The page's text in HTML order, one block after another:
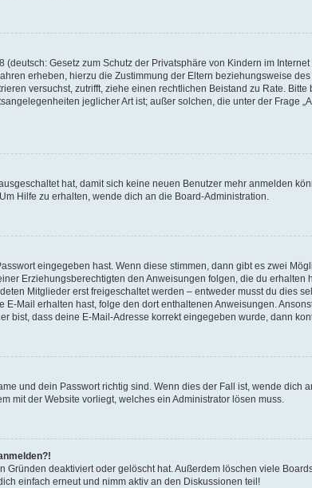
Gesetz zum Schutz der Privatsphäre von Kindern im
erheben, hierzu die Zustimmung der Eltern beziehungsweise
versuchst, zutrifft, ziehe einen rechtlichen Beistand zu Rate.
jeglicher Art ist; außer solchen, die unter der Frage
hat, damit sich keine neuen Benutzer mehr anmelden
Hilfe zu erhalten, wende dich an die Board-Administration.
eingegeben hast. Wenn diese stimmen, dann gibt es zwei
Erziehungsberechtigten den Anweisungen folgen, die du erhalten
Mitglieder erst freigeschaltet werden – entweder musst du dies
Mail erhalten hast, folge den dort enthaltenen Anweisungen.
bist, dass deine E-Mail-Adresse korrekt eingegeben wurde, dann
und dein Passwort richtig sind. Wenn dies der Fall ist, wende dich
mit der Website vorliegt, welches ein Administrator lösen muss.
deaktiviert oder gelöscht hat. Außerdem löschen viele
einfach erneut und nimm aktiv an den Diskussionen teil!